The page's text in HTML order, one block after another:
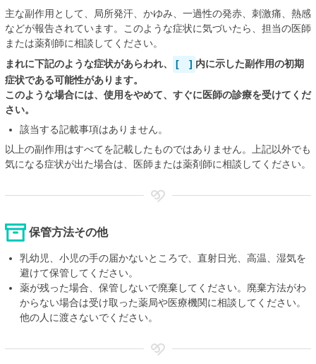
主な副作用として、局所発汗、かゆみ、一過性の発赤、刺激痛、熱感
などが報告されています。このような症状に気づいたら、担当の医師
または薬剤師に相談してください。
まれに下記のような症状があらわれ、
[ ] 内に示した副作用の初期
症状である可能性があります。
このような場合には、使用をやめて、すぐに医師の診療を受けてくだ
さい。
該当する記載事項はありません。
以上の副作用はすべてを記載したものではありません。上記以外でも
気になる症状が出た場合は、医師または薬剤師に相談してください。
保管方法その他
乳幼児、小児の手の届かないところで、直射日光、高温、湿気を
避けて保管してください。
薬が残った場合、保管しないで廃棄してください。廃棄方法がわ
からない場合は受け取った薬局や医療機関に相談してください。
他の人に渡さないでください。